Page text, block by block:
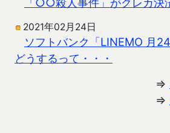
2021年02月24日
ソフトバンク「LINEMO 月
どうするって・・・
⇒
⇒